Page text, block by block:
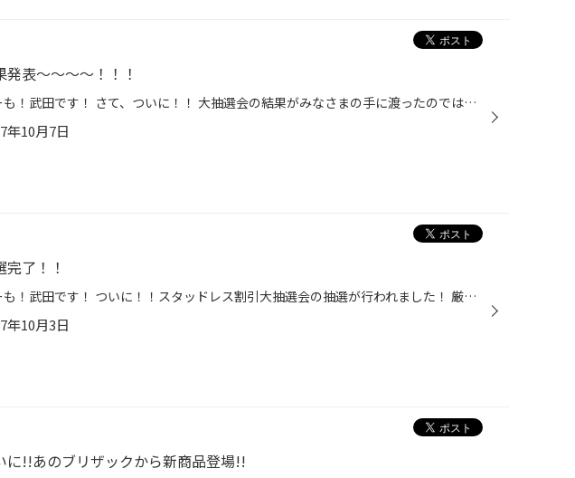
発表～～～～！！！
どーも！武田です！ さて、ついに！！ 大抽選会の結果がみなさまの手に渡ったのではないでしょうか！ その証拠に昨日から沢山の当選者様のご来店があります！！ 当選者のみなさま、おめでとうございます！！ あのVRX２お安く買えるチャンスなので、ぜひお買い上げください！ いまのところ一等の方は...
年10月7日
完了！！
どーも！武田です！ ついに！！スタッドレス割引大抽選会の抽選が行われました！ 厳選なる抽選にするため、各店舗の店長が集まり、それぞれが他店の抽選を行うという方法をとっています！ こんな風に、、 当店の抽選用紙を青山店の店長が、、、、 ごそごそと引き当て、、、、 この笑顔！笑 カメラ目...
年10月3日
に!!あのブリザックから新商品登場!!